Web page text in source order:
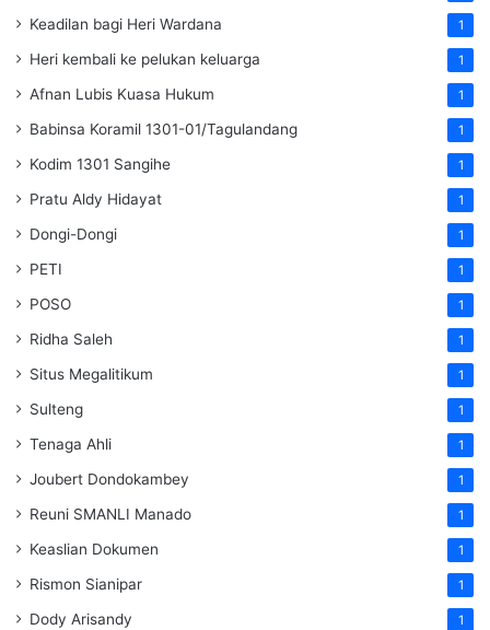
Keadilan bagi Heri Wardana 1
Heri kembali ke pelukan keluarga 1
Afnan Lubis Kuasa Hukum 1
Babinsa Koramil 1301-01/Tagulandang 1
Kodim 1301 Sangihe 1
Pratu Aldy Hidayat 1
Dongi-Dongi 1
PETI 1
POSO 1
Ridha Saleh 1
Situs Megalitikum 1
Sulteng 1
Tenaga Ahli 1
Joubert Dondokambey 1
Reuni SMANLI Manado 1
Keaslian Dokumen 1
Rismon Sianipar 1
Dody Arisandy 1